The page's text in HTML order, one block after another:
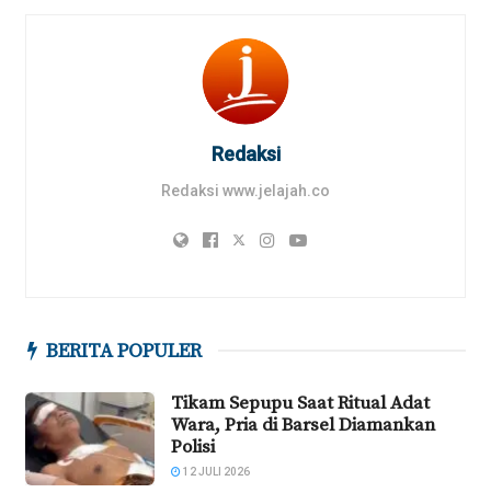
Redaksi
Redaksi www.jelajah.co
BERITA POPULER
Tikam Sepupu Saat Ritual Adat
Wara, Pria di Barsel Diamankan
Polisi
12 JULI 2026